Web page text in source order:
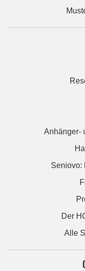
Anhänger-
Seniovo:
Der
Alle